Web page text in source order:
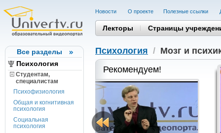
Все разделы
Психология
Студентам,
cпециалистам
Психофизиология
Общая и когнитивная
психология
Социальная
психология
Новости О проекте Полезные cсылки
Лекторы Страницы
Психология / Мозг и
Рекомендуем!